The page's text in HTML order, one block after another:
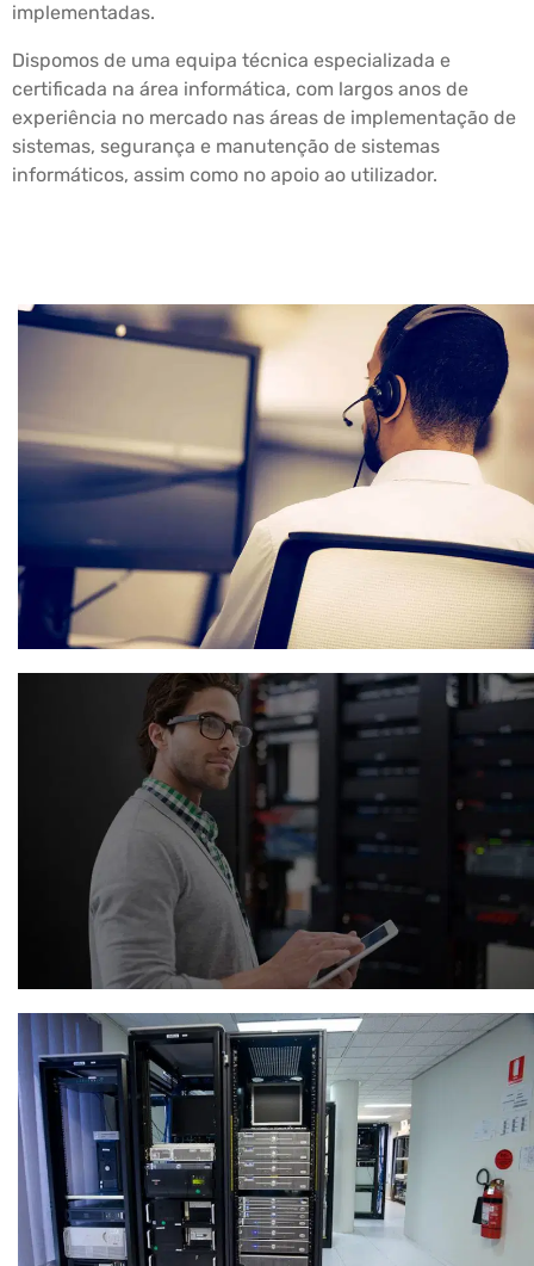
implementadas.
Dispomos de uma equipa técnica especializada e
certificada na área informática, com largos anos de
experiência no mercado nas áreas de implementação de
sistemas, segurança e manutenção de sistemas
informáticos, assim como no apoio ao utilizador.